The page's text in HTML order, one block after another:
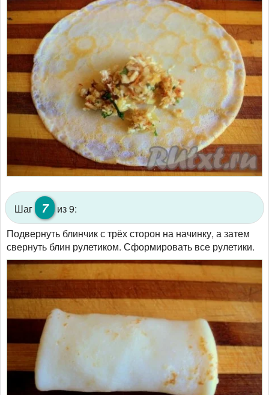
Шаг 7
из 9:
Подвернуть блинчик с трёх сторон на начинку, а затем
свернуть блин рулетиком. Сформировать все рулетики.